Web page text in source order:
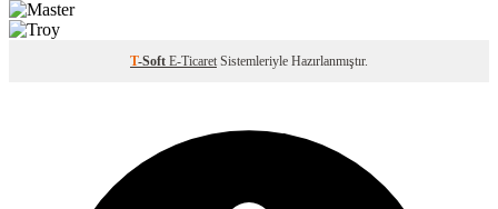
T-Soft E-Ticaret Sistemleriyle Hazırlanmıştır.